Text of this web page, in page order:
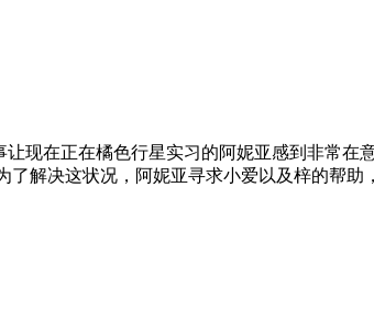
现在正在橘色行星实习的阿妮亚感到非常
解决这状况，阿妮亚寻求小爱以及梓的帮助